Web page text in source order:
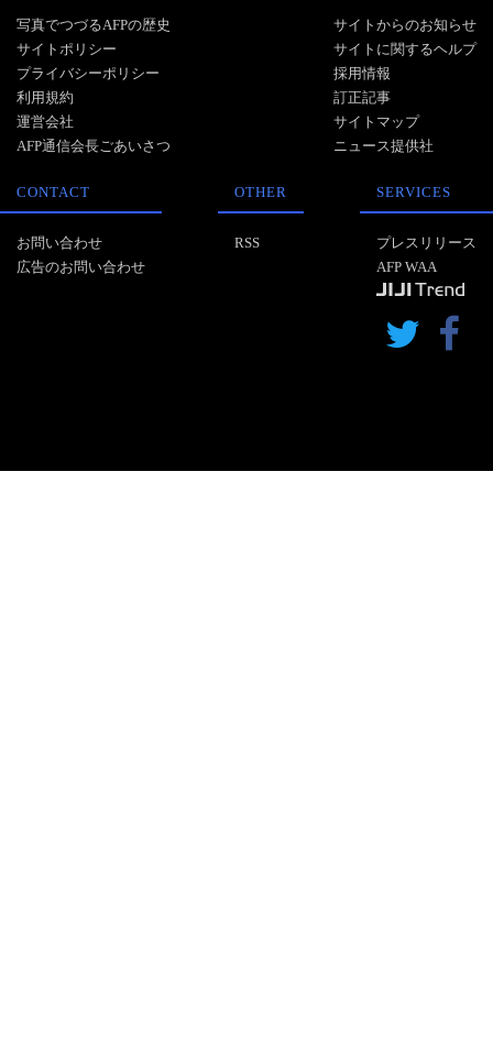
写真でつづるAFPの歴史
サイトポリシー
プライバシーポリシー
利用規約
運営会社
AFP通信会長ごあいさつ
サイトからのお知らせ
サイトに関するヘルプ
採用情報
訂正記事
サイトマップ
ニュース提供社
CONTACT
お問い合わせ
広告のお問い合わせ
OTHER
RSS
SERVICES
プレスリリース
AFP WAA